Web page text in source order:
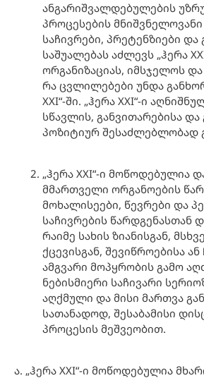
ანგარიშვალდებულების
პროცესების
საჩივრები, პრეტენზიები და
საშუალებას აძლევს „ჰერა
ორგანიზაციას, იმსჯელოს
რა ცვლილებები უნდა
XXI“-ში. „ჰერა XXI“-ი
სწავლის, განვითარებისა და
პოზიტიურ შესაძლებლობად
„ჰერა XXI“-ი მოწოდებულია
მმართველი ორგანოების
მოხალისეები, წევრები და
საჩივრების წარდგენასთან
რაიმე სახის ზიანისგან,
ქცევისგან, შევიწროებისა ან
ამგვარი მოპყრობის გამო
ნებისმიერი საჩივარი
აღქმული და მისი მართვა
სათანადოდ, შესაბამისი
პროცესის მეშვეობით.
ა. „ჰერა XXI“-ი მოწოდებულია